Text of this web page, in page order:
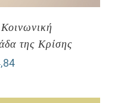
της Κρίσης
Η